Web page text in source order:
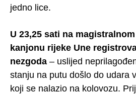
jedno lice.
U 23,25 sati na
kanjonu rijeke Une
nezgoda – uslijed
stanju na putu došlo do udara
koji se nalazio na kolovozu.